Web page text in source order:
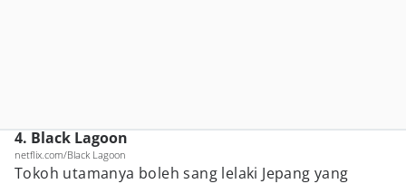
4. Black Lagoon
netflix.com/Black Lagoon
Tokoh utamanya boleh sang lelaki Jepang yang